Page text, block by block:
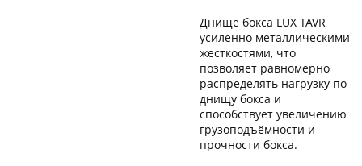
Днище бокса LUX TAVR
усиленно металлическими
жесткостями, что
позволяет равномерно
распределять нагрузку по
днищу бокса и
способствует увеличению
грузоподъёмности и
прочности бокса.